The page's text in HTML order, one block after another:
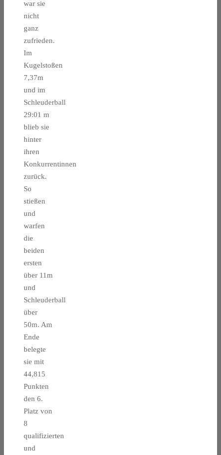
war sie
nicht
ganz
zufrieden.
Im
Kugelstoßen
7,37m
und im
Schleuderball
29:01 m
blieb sie
hinter
ihren
Konkurrentinnen
zurück.
So
stießen
und
warfen
die
beiden
ersten
über 11m
und
Schleuderball
über
50m. Am
Ende
belegte
sie mit
44,815
Punkten
den 6.
Platz von
8
qualifizierten
und